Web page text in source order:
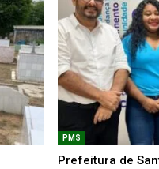
PMS
Prefeitura de